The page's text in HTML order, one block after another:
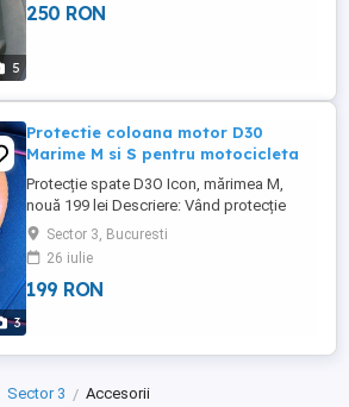
5
250 RON
3
Protectie coloana motor D30
Marime M si S pentru motocicleta
Protecție spate D3O Icon, mărimea M,
nouă 199 lei Descriere: Vând protecție
spate D3O pentru motocicletă, mărimea
M, brand Icon. Produsul este nou,
nefolosit, perfect pentru siguranța ta pe
motor. Preț: 199 lei. Predare personală în
Sector 3, Bucuresti
26 iulie
199 RON
Sector 3 Accesorii